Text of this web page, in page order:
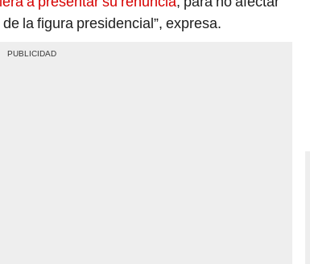
la figura presidencial”, expresa.